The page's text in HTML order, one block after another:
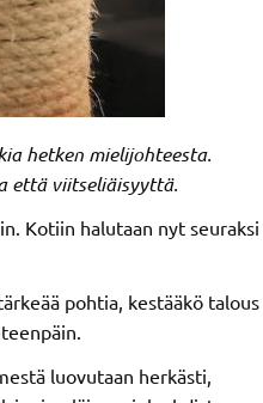
hetken mielijohteesta.
että viitseliäisyyttä.
Kotiin halutaan nyt seuraksi
pohtia, kestääkö talous
luovutaan herkästi,